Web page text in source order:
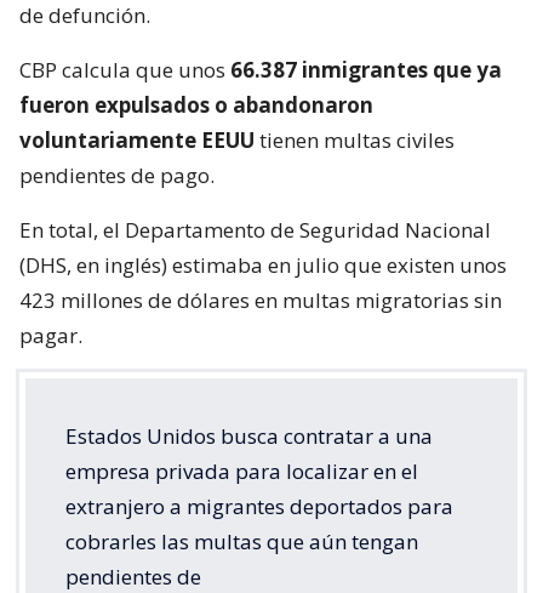
de defunción.
CBP calcula que unos 66.387 inmigrantes que ya
fueron expulsados o abandonaron
voluntariamente EEUU tienen multas civiles
pendientes de pago.
En total, el Departamento de Seguridad Nacional
(DHS, en inglés) estimaba en julio que existen unos
423 millones de dólares en multas migratorias sin
pagar.
Estados Unidos busca contratar a una
empresa privada para localizar en el
extranjero a migrantes deportados para
cobrarles las multas que aún tengan
pendientes de